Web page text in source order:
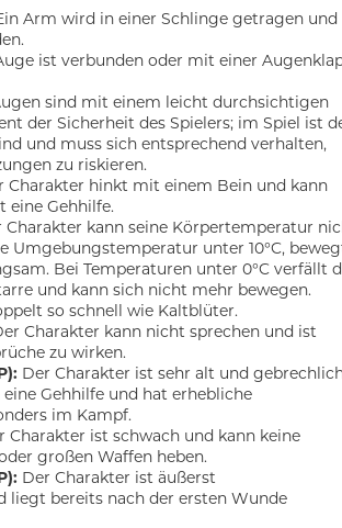
Arm wird in einer Schlinge getragen und
ist verbunden oder mit einer
sind mit einem leicht durchsichtigen
der Sicherheit des Spielers; im Spiel ist
und muss sich entsprechend verhalten,
zu riskieren.
Charakter hinkt mit einem Bein und kann
eine Gehhilfe.
Charakter kann seine Körpertemperatur
Umgebungstemperatur unter 10°C,
Bei Temperaturen unter 0°C verfällt
und kann sich nicht mehr bewegen.
so schnell wie Kaltblüter.
Charakter kann nicht sprechen und ist
zu wirken.
Der Charakter ist sehr alt und
Gehhilfe und hat erhebliche
im Kampf.
Charakter ist schwach und kann keine
großen Waffen heben.
Der Charakter ist äußerst
liegt bereits nach der ersten Wunde